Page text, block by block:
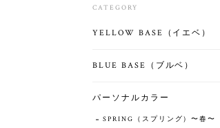
CATEGORY
YELLOW BASE（イエベ）
BLUE BASE（ブルベ）
パーソナルカラー
SPRING（スプリング）〜春〜